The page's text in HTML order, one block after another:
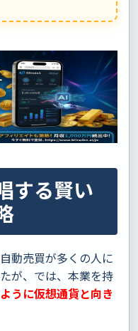
する賢い
動売買が多くの人に
が、では、本業を持
うに仮想通貨と向き